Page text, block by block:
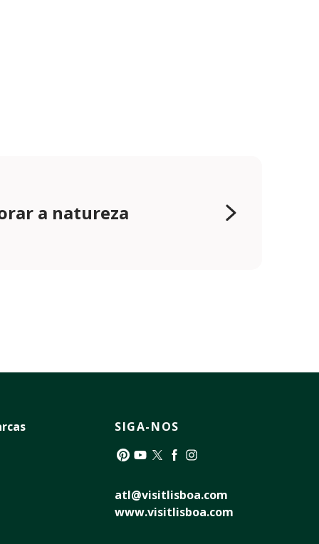
a natureza
SIGA-NOS
atl@visitlisboa.com
www.visitlisboa.com